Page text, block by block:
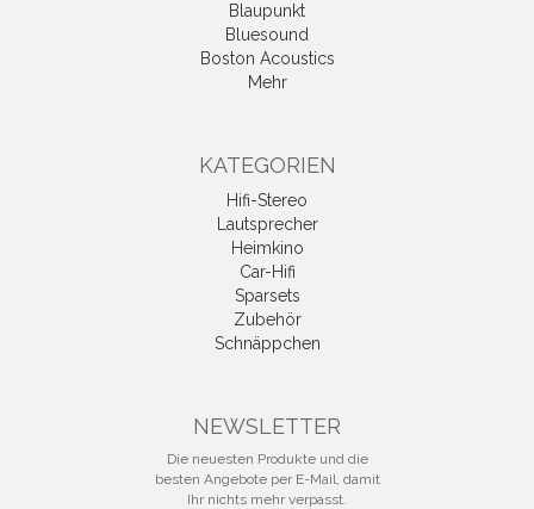
Blaupunkt
Bluesound
Boston Acoustics
Mehr
KATEGORIEN
Hifi-Stereo
Lautsprecher
Heimkino
Car-Hifi
Sparsets
Zubehör
Schnäppchen
NEWSLETTER
Die neuesten Produkte und die
besten Angebote per E-Mail, damit
Ihr nichts mehr verpasst.